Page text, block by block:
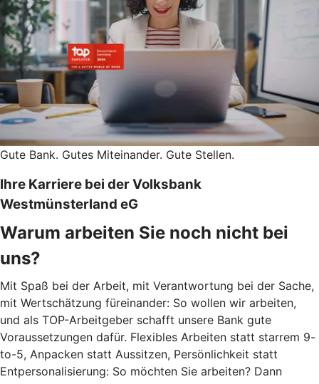
Gute Bank. Gutes Miteinander. Gute Stellen.
Ihre Karriere bei der Volksbank
Westmünsterland eG
Warum arbeiten Sie noch nicht bei
uns?
Mit Spaß bei der Arbeit, mit Verantwortung bei der Sache,
mit Wertschätzung füreinander: So wollen wir arbeiten,
und als TOP-Arbeitgeber schafft unsere Bank gute
Voraussetzungen dafür. Flexibles Arbeiten statt starrem 9-
to-5, Anpacken statt Aussitzen, Persönlichkeit statt
Entpersonalisierung: So möchten Sie arbeiten? Dann